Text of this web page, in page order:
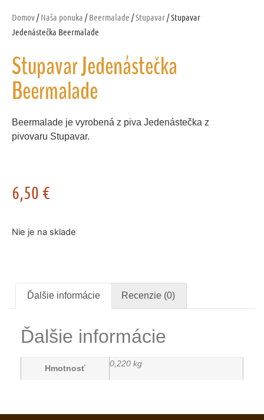
Domov/Naša ponuka /Beermalade /Stupavar/ Stupavar
Jedenástečka Beermalade
Stupavar Jedenástečka
Beermalade
Beermalade je vyrobená z piva Jedenástečka z
pivovaru Stupavar.
6,50€
Nie je na sklade
Ďalšie informácie Recenzie (0)
Ďalšie informácie
Hmotnosť 0,220 kg